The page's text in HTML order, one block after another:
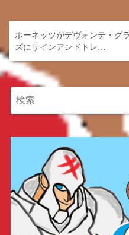
ホーネッツがデヴォンテ・グ
ズにサインアンドトレ…